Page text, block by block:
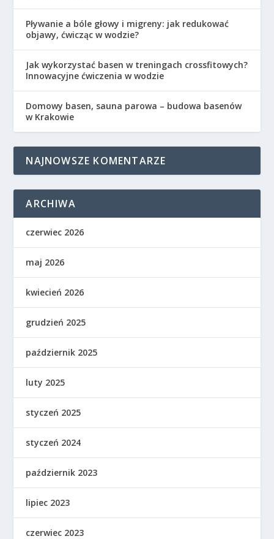
Pływanie a bóle głowy i migreny: jak redukować
objawy, ćwicząc w wodzie?
Jak wykorzystać basen w treningach crossfitowych?
Innowacyjne ćwiczenia w wodzie
Domowy basen, sauna parowa – budowa basenów
w Krakowie
NAJNOWSZE KOMENTARZE
ARCHIWA
czerwiec 2026
maj 2026
kwiecień 2026
grudzień 2025
październik 2025
luty 2025
styczeń 2025
styczeń 2024
październik 2023
lipiec 2023
czerwiec 2023